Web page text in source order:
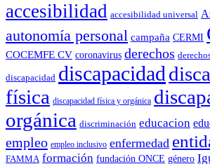
accesibilidad accesibilidad universal
autonomía personal campaña CERMI
COCEMFE CV coronavirus derechos
discapacidad discapacidad
física discapacidad física y orgánica
orgánica discriminación educacion
empleo empleo inclusivo enfermedad
FAMMA formación fundación ONCE género